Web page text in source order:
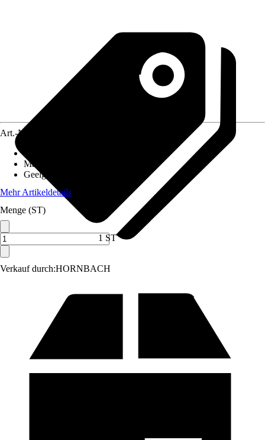
Verkauf durch:HORNBACH
Art.-Nr.
Material
Geeignet für
Mehr Artikeldetails
Menge (ST)
1 ST